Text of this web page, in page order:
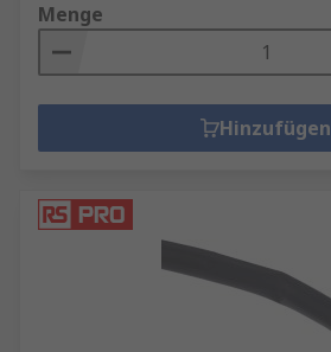
Menge
Hinzufügen